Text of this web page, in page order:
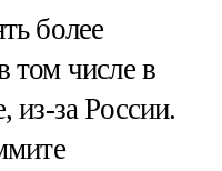
более
том числе в
из-за России.